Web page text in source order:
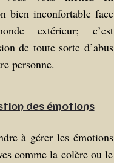
bien inconfortable face
extérieur; c’est
de toute sorte d’abus
personne.
des émotions
à gérer les émotions
comme la colère ou le